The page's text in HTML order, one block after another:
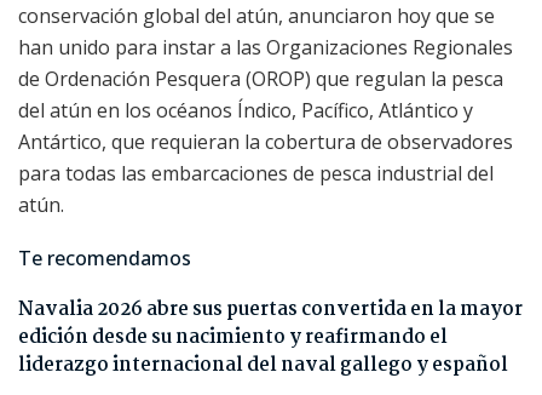
conservación global del atún, anunciaron hoy que se
han unido para instar a las Organizaciones Regionales
de Ordenación Pesquera (OROP) que regulan la pesca
del atún en los océanos Índico, Pacífico, Atlántico y
Antártico, que requieran la cobertura de observadores
para todas las embarcaciones de pesca industrial del
atún.
Te recomendamos
Navalia 2026 abre sus puertas convertida en la mayor
edición desde su nacimiento y reafirmando el
liderazgo internacional del naval gallego y español